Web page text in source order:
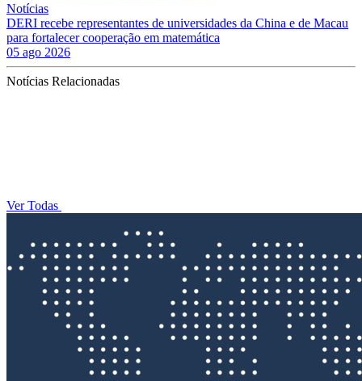
Notícias
DERI recebe representantes de universidades da China e de Macau
para fortalecer cooperação em matemática
05 ago 2026
Notícias Relacionadas
Ver Todas